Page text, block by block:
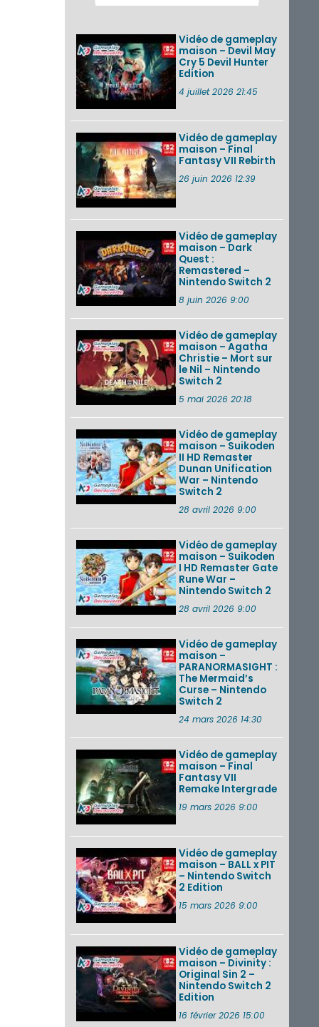
des musiques de
morceaux du mode
Balade de ...
Les éditions
physiques de Tomb
Switch 2 en version
amé...
Splatoon 3 : le
festival Summer
Nights de retour du
VOIR PLUS DE NEWS
Vidéo de gameplay
maison – Devil May
Cry 5 Devil Hunter
Edition
4 juillet 2026 21:45
Vidéo de gameplay
maison – Final
Fantasy VII Rebirth
26 juin 2026 12:39
Vidéo de gameplay
maison – Dark
Quest :
Remastered –
Nintendo Switch 2
8 juin 2026 9:00
Vidéo de gameplay
maison – Agatha
Christie – Mort sur
le Nil – Nintendo
Switch 2
5 mai 2026 20:18
Vidéo de gameplay
maison – Suikoden
II HD Remaster
Dunan Unification
War – Nintendo
Switch 2
28 avril 2026 9:00
Vidéo de gameplay
maison – Suikoden
I HD Remaster Gate
Rune War –
Nintendo Switch 2
28 avril 2026 9:00
Vidéo de gameplay
maison –
PARANORMASIGHT :
The Mermaid’s
Curse – Nintendo
Switch 2
24 mars 2026 14:30
Vidéo de gameplay
maison – Final
Fantasy VII
Remake Intergrade
19 mars 2026 9:00
Vidéo de gameplay
maison – BALL x PIT
– Nintendo Switch
2 Edition
15 mars 2026 9:00
Vidéo de gameplay
maison – Divinity :
Original Sin 2 –
Nintendo Switch 2
Edition
16 février 2026 15:00